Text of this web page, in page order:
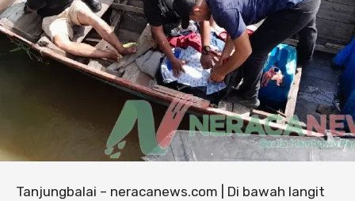
Tanjungbalai – neracanews.com | Di bawah langit